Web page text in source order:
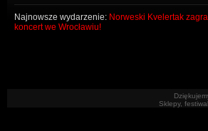
Najnowsze wydarzenie: Norweski Kvelertak
koncert we Wrocławiu!
Sklepy,